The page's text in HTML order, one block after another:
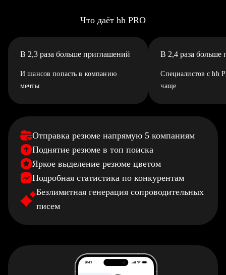
Что даёт hh PRO
В 2,3 раза больше приглашений
И шансов попасть в компанию
мечты
В 2,4 раза больше
Специалистов с hh
чаще
Отправка резюме напрямую 5 компаниям
Поднятие резюме в топ поиска
Яркое выделение резюме цветом
Подробная статистика по конкурентам
Безлимитная генерация сопроводительных
писем